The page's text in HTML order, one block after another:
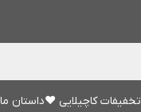
تخفیفات کاچیلایی ♥داستان ما